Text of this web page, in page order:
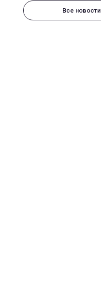
Все новости